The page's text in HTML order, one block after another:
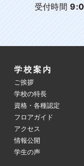
受付時間
学校案内
ご挨拶
学校の特長
資格・各種認定
フロアガイド
アクセス
情報公開
学生の声